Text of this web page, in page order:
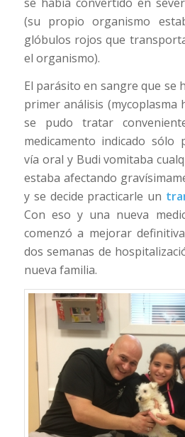
(su propio organismo
glóbulos rojos que
el organismo).
El parásito en sangre que se
primer análisis (mycoplasma
se pudo tratar
medicamento indicado sólo
vía oral y Budi vomitaba
estaba afectando
y se decide practicarle un
Con eso y una nueva
comenzó a mejorar
dos semanas de
nueva familia.